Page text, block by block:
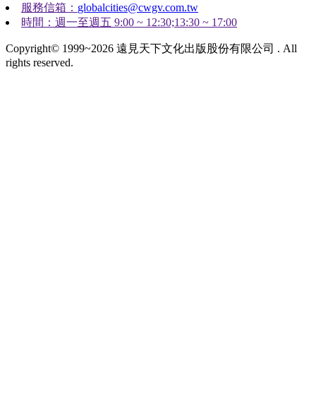
服務信箱： globalcities@cwgv.com.tw
時間：週一至週五 9:00 ~ 12:30;13:30 ~ 17:00
Copyright© 1999~2026 遠見天下文化出版股份有限公司 . All
rights reserved.